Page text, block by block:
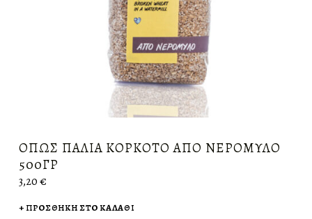
ΌΠΩΣ ΠΑΛΙΆ ΚΟΡΚΌΤΟ ΑΠΌ ΝΕΡΌΜΥΛΟ
500ΓΡ
3,20€
ΠΡΟΣΘΉΚΗ ΣΤΟ ΚΑΛΆΘΙ